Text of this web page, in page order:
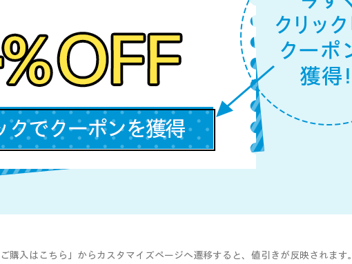
入はこちら」からカスタマイズページへ遷移すると、値引きが反映されます。